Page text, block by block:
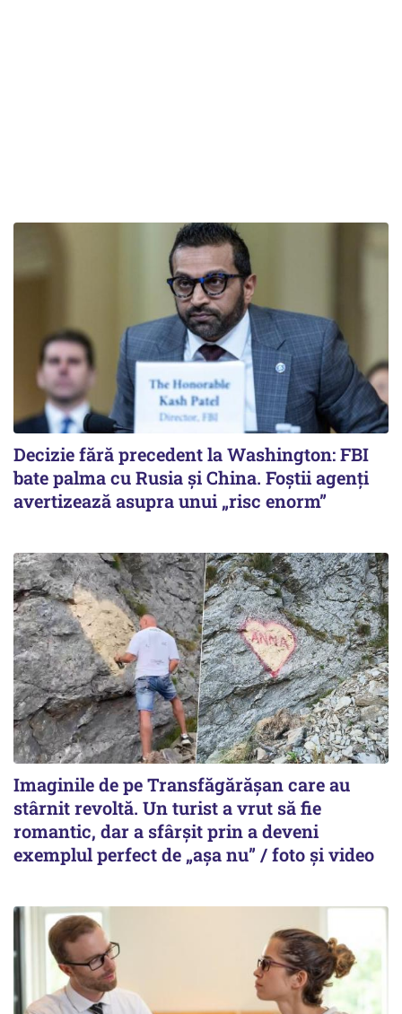
Decizie fără precedent la Washington: FBI
bate palma cu Rusia și China. Foștii agenți
avertizează asupra unui „risc enorm”
Imaginile de pe Transfăgărășan care au
stârnit revoltă. Un turist a vrut să fie
romantic, dar a sfârșit prin a deveni
exemplul perfect de „așa nu” / foto și video